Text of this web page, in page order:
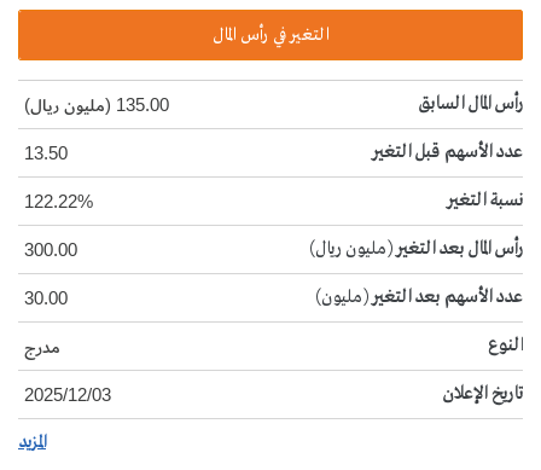
التغير في رأس المال
رأس المال السابق 135.00 (مليون ريال)
عدد الأسهم قبل التغير 13.50
نسبة التغير 122.22%
رأس المال بعد التغير(مليون ريال) 300.00
عدد الأسهم بعد التغير(مليون) 30.00
النوع مدرج
تاريخ الإعلان 2025/12/03
المزيد